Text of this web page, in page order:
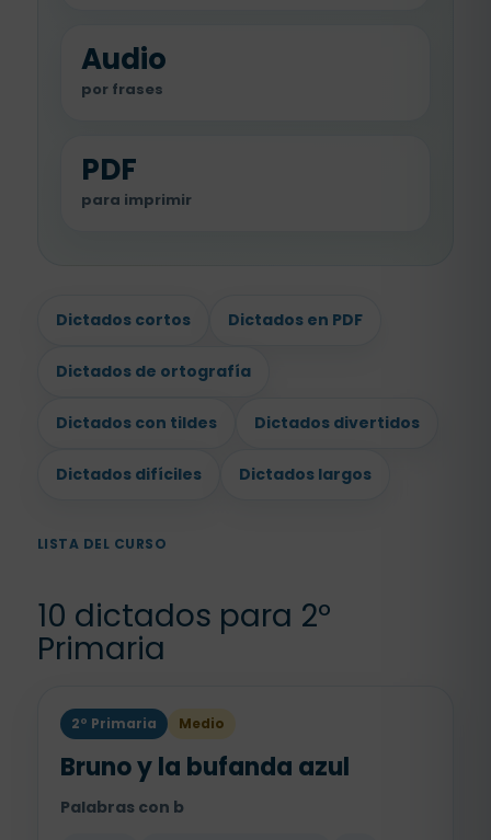
Audio
por frases
PDF
para imprimir
Dictados cortos Dictados en PDF
Dictados de ortografía
Dictados con tildes Dictados divertidos
Dictados difíciles Dictados largos
LISTA DEL CURSO
10 dictados para 2º
Primaria
2º Primaria Medio
Bruno y la bufanda azul
Palabras con b